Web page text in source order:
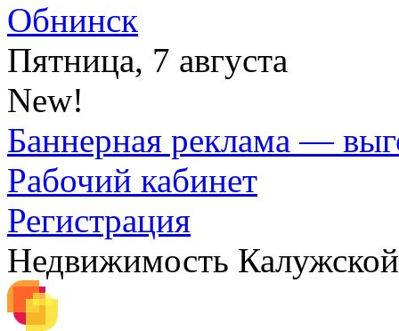
Обнинск
Пятница, 7 августа
New!
Баннерная реклама —
Рабочий кабинет
Регистрация
Недвижимость